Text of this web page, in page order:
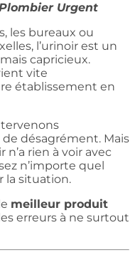
Urgent
les bureaux ou
l’urinoir est un
capricieux.
vite
établissement en
désagrément. Mais
rien à voir avec
n’importe quel
la situation.
meilleur produit
erreurs à ne surtout